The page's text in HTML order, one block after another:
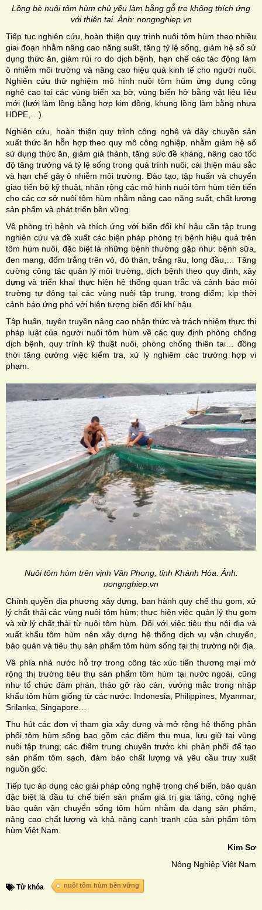
Lồng bè nuôi tôm hùm chủ yếu làm bằng gỗ tre không thích ứng
với thiên tai. Ảnh: nongnghiep.vn
Tiếp tục nghiên cứu, hoàn thiện quy trình nuôi tôm hùm theo nhiều
giai đoạn nhằm nâng cao năng suất, tăng tỷ lệ sống, giảm hệ số sử
dụng thức ăn, giảm rủi ro do dịch bệnh, hạn chế các tác động làm
ô nhiễm môi trường và nâng cao hiệu quả kinh tế cho người nuôi.
Nghiên cứu thử nghiệm mô hình nuôi tôm hùm ứng dụng công
nghệ cao tại các vùng biển xa bờ, vùng biển hở bằng vật liệu liệu
mới (lưới làm lồng bằng hợp kim đồng, khung lồng làm bằng nhựa
HDPE,…).
Nghiên cứu, hoàn thiện quy trình công nghệ và dây chuyền sản
xuất thức ăn hỗn hợp theo quy mô công nghiệp, nhằm giảm hệ số
sử dụng thức ăn, giảm giá thành, tăng sức đề kháng, nâng cao tốc
độ tăng trưởng và tỷ lệ sống trong quá trình nuôi; cải thiện màu sắc
và hạn chế gây ô nhiễm môi trường. Đào tạo, tập huấn và chuyển
giao tiến bộ kỹ thuật, nhân rộng các mô hình nuôi tôm hùm tiên tiến
cho các cơ sở nuôi tôm hùm nhằm nâng cao năng suất, chất lượng
sản phẩm và phát triển bền vững.
Về phòng trị bệnh và thích ứng với biến đổi khí hậu cần tập trung
nghiên cứu và đề xuất các biện pháp phòng trị bệnh hiệu quả trên
tôm hùm nuôi, đặc biệt là những bệnh thường gặp như: bệnh sữa,
đen mang, đốm trắng trên vỏ, đỏ thân, trắng râu, long đầu,… Tăng
cường công tác quản lý môi trường, dịch bệnh theo quy định; xây
dựng và triển khai thực hiện hệ thống quan trắc và cảnh báo môi
trường tự động tại các vùng nuôi tập trung, trọng điểm; kịp thời
cảnh báo ứng phó với hiện tượng biến đổi khí hậu.
Tập huấn, tuyên truyền nâng cao nhận thức và trách nhiệm thực thi
pháp luật của người nuôi tôm hùm về các quy định phòng chống
dịch bệnh, quy trình kỹ thuật nuôi, phòng chống thiên tai… đồng
thời tăng cường việc kiểm tra, xử lý nghiêm các trường hợp vi
phạm.
Nuôi tôm hùm trên vịnh Vân Phong, tỉnh Khánh Hòa. Ảnh:
nongnghiep.vn
Chính quyền địa phương xây dựng, ban hành quy chế thu gom, xử
lý chất thải các vùng nuôi tôm hùm; thực hiện việc quản lý thu gom
và xử lý chất thải từ nuôi tôm hùm. Đối với việc tiêu thụ nội địa và
xuất khẩu tôm hùm nên xây dựng hệ thống dịch vụ vận chuyển,
bảo quản và tiêu thụ sản phẩm tôm hùm sống tại thị trường nội địa.
Về phía nhà nước hỗ trợ trong công tác xúc tiến thương mại mở
rộng thị trường tiêu thụ sản phẩm tôm hùm tại nước ngoài, cũng
như tổ chức đàm phán, tháo gỡ rào cản, vướng mắc trong nhập
khẩu tôm hùm giống từ các nước: Indonesia, Philippines, Myanmar,
Srilanka, Singapore…
Thu hút các đơn vị tham gia xây dựng và mở rộng hệ thống phân
phối tôm hùm sống bao gồm các điểm thu mua, lưu giữ tại vùng
nuôi tập trung; các điểm trung chuyển trước khi phân phối để tạo
sản phẩm tôm sạch, đảm bảo chất lượng và yêu cầu truy xuất
nguồn gốc.
Tiếp tục áp dụng các giải pháp công nghệ trong chế biến, bảo quản
đặc biệt là đầu tư chế biến sản phẩm giá trị gia tăng, công nghệ
bảo quản vận chuyển sống tôm hùm nhằm đa dạng sản phẩm,
nâng cao chất lượng và khả năng cạnh tranh của sản phẩm tôm
hùm Việt Nam.
Kim Sơ
Nông Nghiệp Việt Nam
Từ khóa nuôi tôm hùm bền vững